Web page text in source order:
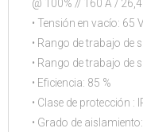
@ 100% // 160 A / 26,4
• Tensión en vacío: 65 V
• Rango de trabajo de
• Rango de trabajo de
• Eficiencia: 85 %
• Clase de protección :
• Grado de aislamiento: